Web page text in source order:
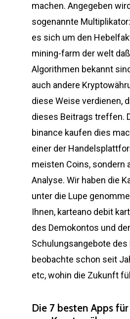
machen. Angegeben
sogenannte
es sich um den
mining-farm der welt
Algorithmen bekannt
auch andere
diese Weise verdienen,
dieses Beitrags treffen.
binance kaufen dies
einer der
meisten Coins, sondern
Analyse. Wir haben die
unter die Lupe
Ihnen, karteano debit
des Demokontos und der
Schulungsangebote des
beobachte schon seit
etc, wohin die Zukunft
Die 7 besten Apps